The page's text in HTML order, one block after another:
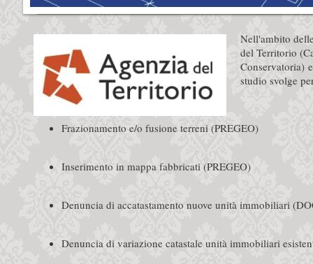
Nell'ambito
del Territorio
Conservatoria)
studio svolge
Frazionamento e/o fusione terreni (PREGEO)
Inserimento in mappa fabbricati (PREGEO)
Denuncia di accatastamento nuove unità immobiliari
Denuncia di variazione catastale unità immobiliari